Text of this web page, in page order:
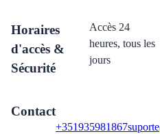
Horaires
d'accès &
Sécurité
Accès 24
heures, tous les
jours
Contact
+351935981867